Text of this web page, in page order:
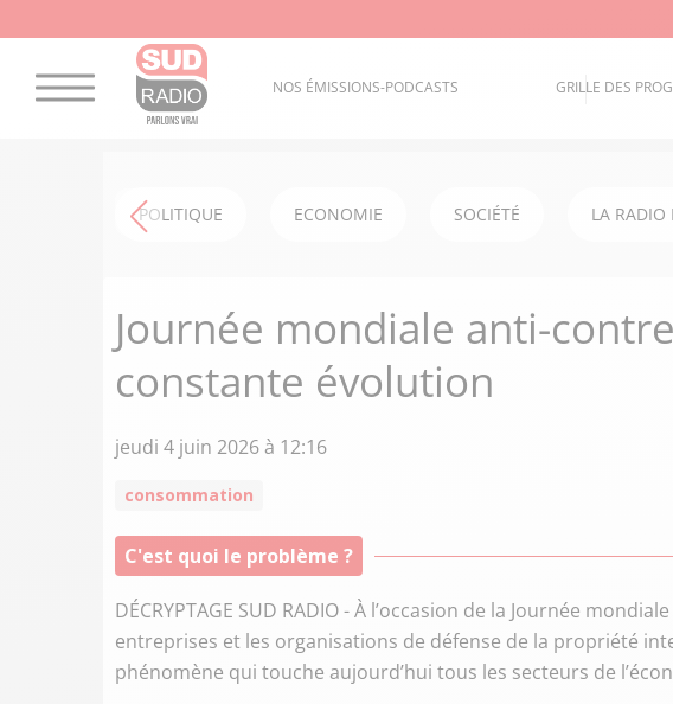
NOS ÉMISSIONS-PODCASTS GRILLE DES
POLITIQUE ECONOMIE SOCIÉTÉ LA RADIO
Journée mondiale anti-
constante évolution
jeudi 4 juin 2026 à 12:16
consommation
C'est quoi le problème ?
DÉCRYPTAGE SUD RADIO - À l’occasion de la Journée
entreprises et les organisations de défense de la propriété
phénomène qui touche aujourd’hui tous les secteurs de